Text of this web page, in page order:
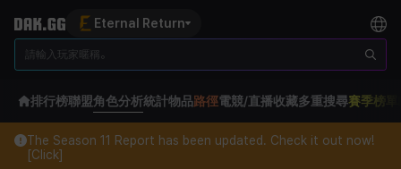
Eternal Return
排行榜聯盟角色分析統計物品路徑電競/直播收藏多重搜尋賽季榜單
The Season 11 Report has been updated. Check it out now!
[Click]